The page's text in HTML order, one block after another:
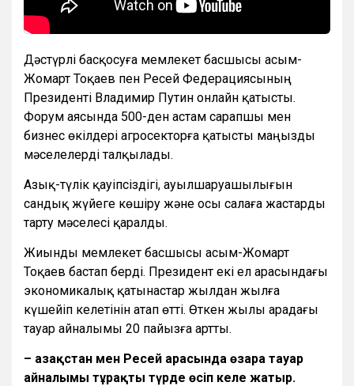
Дәстүрлі басқосуға мемлекет басшысы Қасым-
Жомарт Тоқаев пен Ресей Федерациясының
Президенті Владимир Путин онлайн қатысты.
Форум аясында 500-ден астам сарапшы мен
бизнес өкілдері агросекторға қатысты маңызды
мәселелерді талқылады.
Азық-түлік қауіпсіздігі, ауылшаруашылығын
сандық жүйеге көшіру және осы салаға жастарды
тарту мәселесі қаралды.
Жиынды мемлекет басшысы Қасым-Жомарт
Тоқаев бастап берді. Президент екі ел арасындағы
экономикалық қатынастар жылдан жылға
күшейіп келетінін атап өтті. Өткен жылы арадағы
тауар айналымы 20 пайызға артты.
– Қазақстан мен Ресей арасында өзара тауар
айналымы тұрақты түрде өсіп келе жатыр.